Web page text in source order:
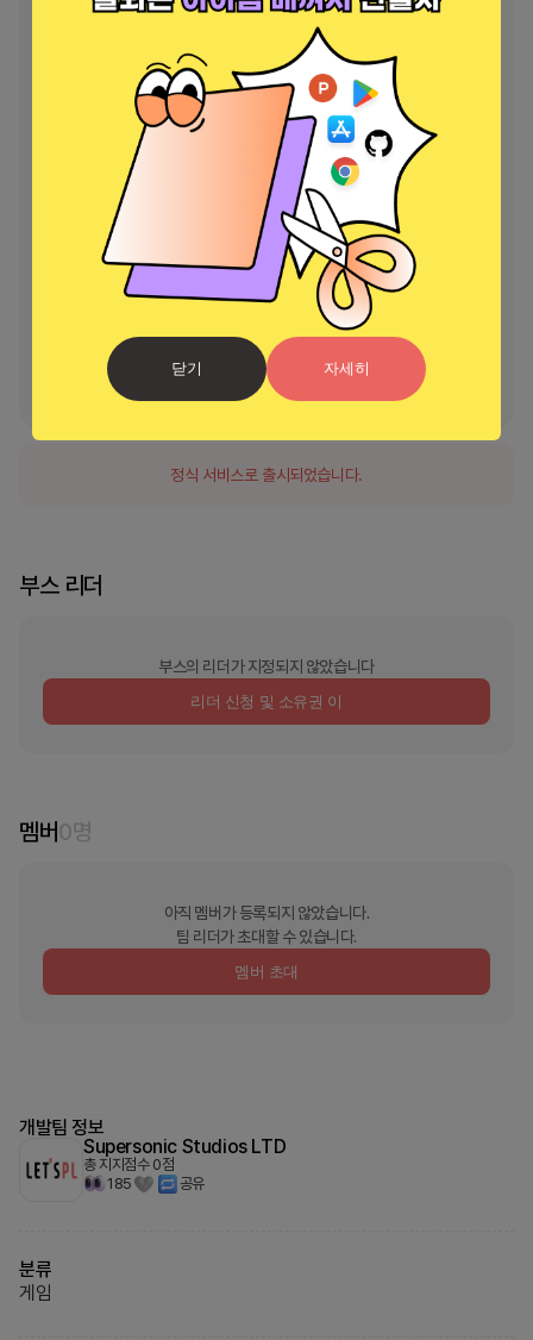
닫기 자세히
🔧 만족스러운 비주얼과 물리 엔진 - 나사를 하나씩 제거할 때마다 기계
가 분해되는 모습을 지켜보세요!
🧩 전략적 사고 - 모든 움직임이 중요합니다. 나사 잼을 해결하면 새로운
퍼즐이 잠금 해제됩니다.
🎮 퍼즐 애호가에게 안성맞춤 - Parking Jam 3D, Screw Master, 분
류 게임 팬에게 최고입니다.
📴 오프라인 플레이 가능 – Wi-Fi가 없으세요? 문제없습니다!
끝없는 나사 걸림과 자동차 정리 챌린지를 통해 생각하고, 계획하고, 해결
할 준비가 되셨나요? 지금 바로 Car Screw Escape를 다운로드하고 모
바일에서 가장 재미있고 만족스러운 퍼즐 게임 중 하나를 경험해 보세요!
🔩🚗💥 정리하고, 망치고, 탈출해 보세요!
정식 서비스로 출시되었습니다.
부스 리더
부스의 리더가 지정되지 않았습니다
리더 신청 및 소유권 이
멤버0명
아직 멤버가 등록되지 않았습니다.
팀 리더가 초대할 수 있습니다.
멤버 초대
개발팀 정보
Supersonic Studios LTD
총 지지점수 0점
185
공유
분류
게임